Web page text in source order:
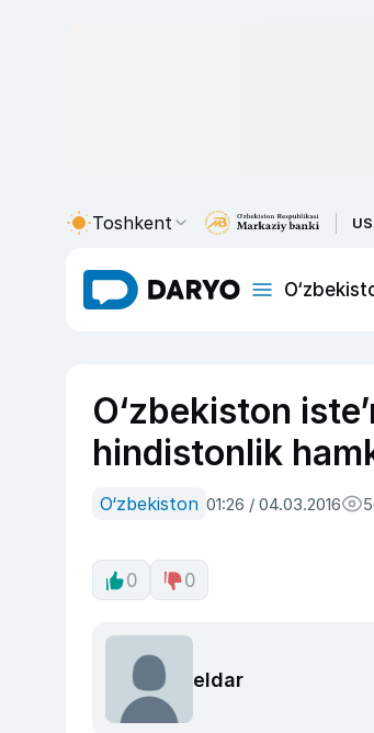
Toshkent
O‘zbekiston
hindistonlik
O‘zbekiston 01:26 / 04.03.2016
0 0
eldar